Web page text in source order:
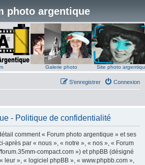
photo argentique
Galerie photo Site photo
Connexion
S’enregistrer
- Politique de confidentialité
comment « Forum photo argentique » et ses
après par « nous », « notre », « nos », « Forum
compact.com ») et phpBB (désigné
leur », « logiciel phpBB », « www.phpbb.com »,